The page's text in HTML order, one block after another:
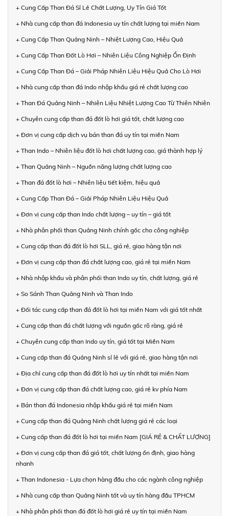
+ Cung Cấp Than Đá Sỉ Lẻ Chất Lượng, Uy Tín Giá Tốt
+ Nhà cung cấp than đá Indonesia uy tín chất lượng tại miền Nam
+ Cung Cấp Than Quảng Ninh – Nhiệt Lượng Cao, Hiệu Quả
+ Cung Cấp Than Đốt Lò Hơi – Nhiên Liệu Công Nghiệp Ổn Định
+ Cung Cấp Than Đá – Giải Pháp Nhiên Liệu Hiệu Quả Cho Lò Hơi
+ Nhà cung cấp than đá Indo nhập khẩu giá rẻ chất lượng cao
+ Than Đá Quảng Ninh – Nhiên Liệu Nhiệt Lượng Cao Từ Thiên Nhiên
+ Chuyên cung cấp than đá đốt lò hơi giá tốt, chất lượng cao
+ Đơn vị cung cấp dịch vụ bán than đá uy tín tại miền Nam
+ Than Indo – Nhiên liệu đốt lò hơi chất lượng cao, giá thành hợp lý
+ Than Quảng Ninh – Nguồn năng lượng chất lượng cao
+ Than đá đốt lò hơi – Nhiên liệu tiết kiệm, hiệu quả
+ Cung Cấp Than Đá – Giải Pháp Nhiên Liệu Hiệu Quả
+ Đơn vị cung cấp than Indo chất lượng – uy tín – giá tốt
+ Nhà phân phối than Quảng Ninh chính gốc cho công nghiệp
+ Cung cấp than đá đốt lò hơi SLL, giá rẻ, giao hàng tận nơi
+ Đơn vị cung cấp than đá chất lượng cao, giá rẻ tại miền Nam
+ Nhà nhập khẩu và phân phối than Indo uy tín, chất lượng, giá rẻ
+ So Sánh Than Quảng Ninh và Than Indo
+ Đối tác cung cấp than đá đốt lò hơi tại miền Nam với giá tốt nhất
+ Cung cấp than đá chất lượng với nguồn gốc rõ ràng, giá rẻ
+ Chuyên cung cấp than Indo uy tín, giá tốt tại Miền Nam
+ Cung cấp than đá Quảng Ninh sỉ lẻ với giá rẻ, giao hàng tận nơi
+ Địa chỉ cung cấp than đá đốt lò hơi uy tín nhất tại miền Nam
+ Đơn vị cung cấp than đá chất lượng cao, giá rẻ kv phía Nam
+ Bán than đá Indonesia nhập khẩu giá rẻ tại miền Nam
+ Cung cấp than đá Quảng Ninh chất lượng giá rẻ các loại
+ Cung cấp than đá đốt lò hơi tại miền Nam [GIÁ RẺ & CHẤT LƯỢNG]
+ Đơn vị cung cấp than đá giá tốt, chất lượng ổn định, giao hàng
nhanh
+ Than Indonesia - Lựa chọn hàng đầu cho các ngành công nghiệp
+ Nhà cung cấp than Quảng Ninh tốt và uy tín hàng đầu TPHCM
+ Nhà phân phối than đá đốt lò hơi giá rẻ uy tín tại miền Nam